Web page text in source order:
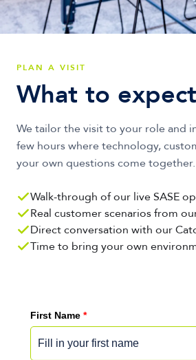
PLAN A VISIT
What to expect
We tailor the visit to your role and
few hours where technology,
your own questions come together.
Walk-through of our live SASE
Real customer scenarios from
Direct conversation with our
Time to bring your own
First Name *